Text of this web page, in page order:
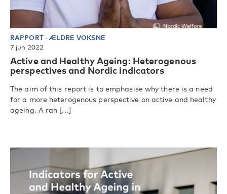
RAPPORT-ÆLDRE VOKSNE
7 jun 2022
Active and Healthy Ageing: Heterogenous
perspectives and Nordic indicators
The aim of this report is to emphasise why there is a need
for a more heterogenous perspective on active and healthy
ageing. A ran [...]